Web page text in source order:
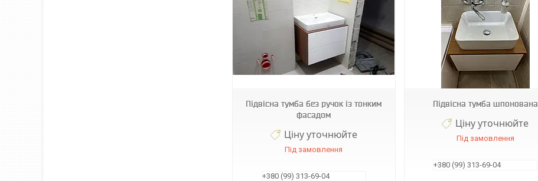
Підвісна тумба без ручок із тонким
фасадом
Ціну уточнюйте
Під замовлення
+380 (99) 313-69-04
Т 91
Підвісна тумба шпонована
Ціну уточнюйте
Під замовлення
+380 (99) 313-69-04
Т36